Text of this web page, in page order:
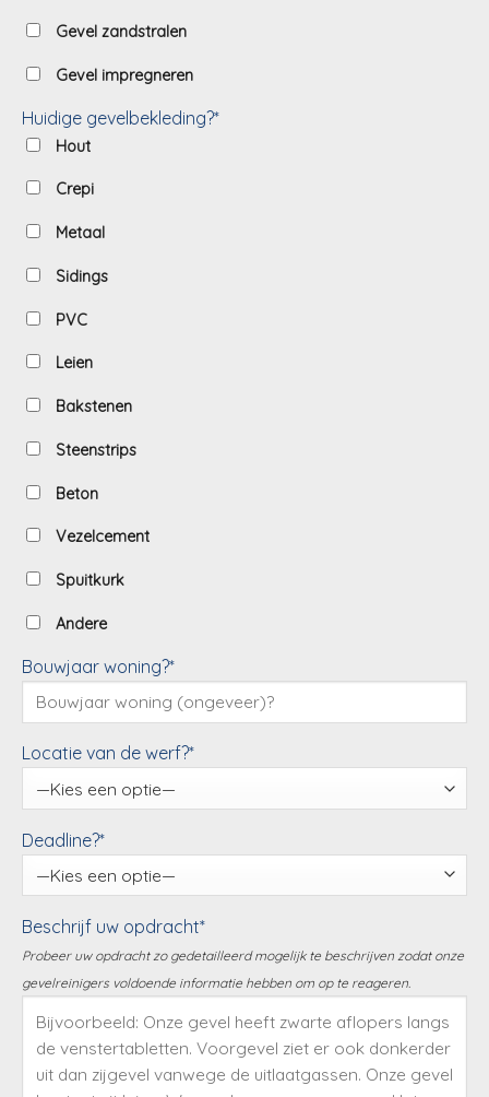
Gevel zandstralen
Gevel impregneren
Huidige gevelbekleding?*
Hout
Crepi
Metaal
Sidings
PVC
Leien
Bakstenen
Steenstrips
Beton
Vezelcement
Spuitkurk
Andere
Bouwjaar woning?*
Locatie van de werf?*
Deadline?*
Beschrijf uw opdracht*
Probeer uw opdracht zo gedetailleerd mogelijk te beschrijven zodat onze
gevelreinigers voldoende informatie hebben om op te reageren.